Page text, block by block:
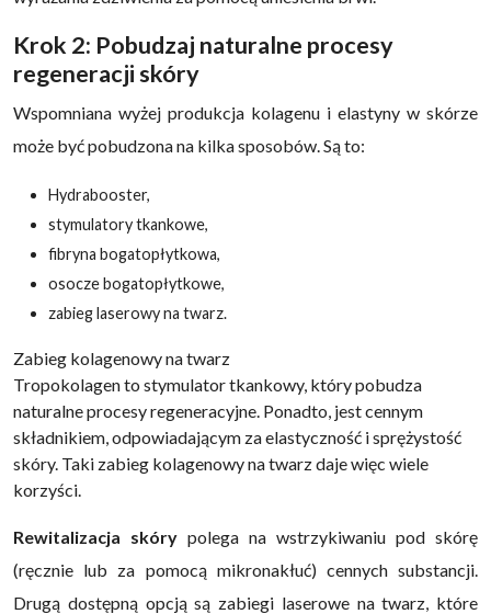
Krok 2: Pobudzaj naturalne procesy
regeneracji skóry
Wspomniana wyżej produkcja kolagenu i elastyny w skórze
może być pobudzona na kilka sposobów. Są to:
Hydrabooster,
stymulatory tkankowe,
fibryna bogatopłytkowa,
osocze bogatopłytkowe,
zabieg laserowy na twarz.
Zabieg kolagenowy na twarz
Tropokolagen to stymulator tkankowy, który pobudza
naturalne procesy regeneracyjne. Ponadto, jest cennym
składnikiem, odpowiadającym za elastyczność i sprężystość
skóry. Taki zabieg kolagenowy na twarz daje więc wiele
korzyści.
Rewitalizacja skóry polega na wstrzykiwaniu pod skórę
(ręcznie lub za pomocą mikronakłuć) cennych substancji.
Drugą dostępną opcją są zabiegi laserowe na twarz, które